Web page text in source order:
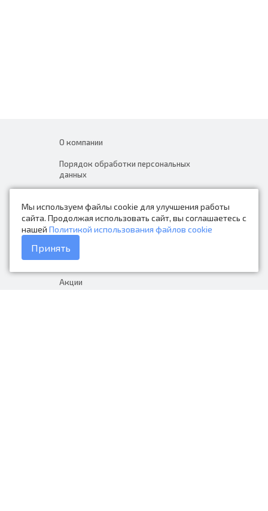
Мы используем файлы cookie для улучшения работы
сайта. Продолжая использовать сайт, вы соглашаетесь с
нашей Политикой использования файлов cookie
Принять
О компании
Порядок обработки персональных
данных
Контакты
Каталог товаров
Доставка и оплата
Акции